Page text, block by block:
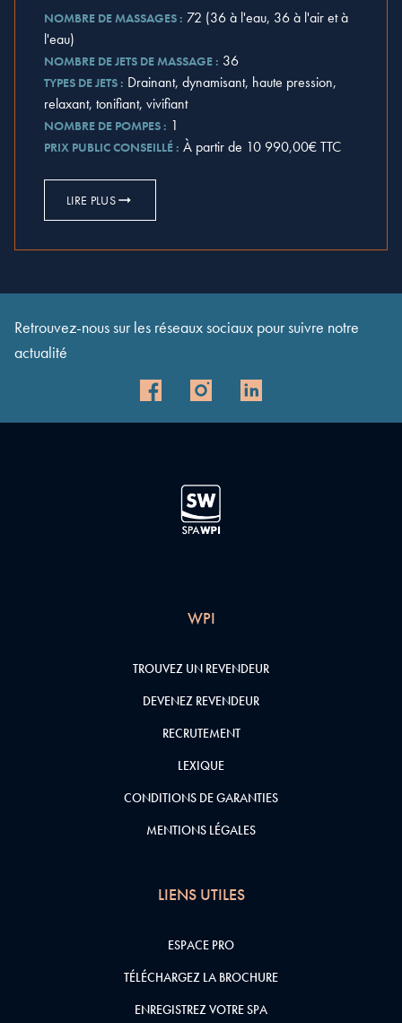
NOMBRE DE MASSAGES : 72 (36 à l'eau, 36 à l'air et à
l'eau)
NOMBRE DE JETS DE MASSAGE : 36
TYPES DE JETS : Drainant, dynamisant, haute pression,
relaxant, tonifiant, vivifiant
NOMBRE DE POMPES : 1
PRIX PUBLIC CONSEILLÉ : À partir de 10 990,00€ TTC
LIRE PLUS
Retrouvez-nous sur les réseaux sociaux pour suivre notre
actualité
WPI
TROUVEZ UN REVENDEUR
DEVENEZ REVENDEUR
RECRUTEMENT
LEXIQUE
CONDITIONS DE GARANTIES
MENTIONS LÉGALES
LIENS UTILES
ESPACE PRO
TÉLÉCHARGEZ LA BROCHURE
ENREGISTREZ VOTRE SPA